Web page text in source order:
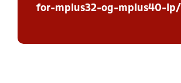
for-mplus32-og-mplus40-lp/